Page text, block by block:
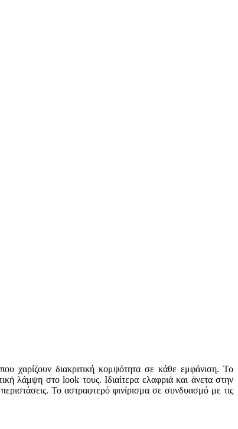
χαρίζουν διακριτική κομψότητα σε κάθε εμφάνιση. Το
λάμψη στο look τους. Ιδιαίτερα ελαφριά και άνετα στην
Το αστραφτερό φινίρισμα σε συνδυασμό με τις